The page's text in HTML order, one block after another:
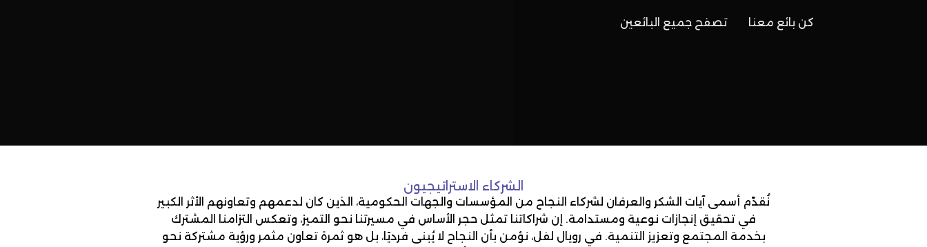
كن بائع معنا تصفح جميع البائعين
الشركاء الاستراتيجيون
نُقدّم أسمى آيات الشكر والعرفان لشركاء النجاح من المؤسسات والجهات الحكومية، الذين كان لدعمهم وتعاونهم الأثر الكبير
في تحقيق إنجازات نوعية ومستدامة. إن شراكاتنا تمثل حجر الأساس في مسيرتنا نحو التميز، وتعكس التزامنا المشترك
بخدمة المجتمع وتعزيز التنمية. في رويال لفل، نؤمن بأن النجاح لا يُبنى فرديًا، بل هو ثمرة تعاون مثمر ورؤية مشتركة نحو